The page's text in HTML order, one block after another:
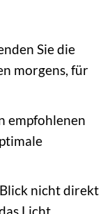
Sie die
morgens, für
empfohlenen
nicht direkt